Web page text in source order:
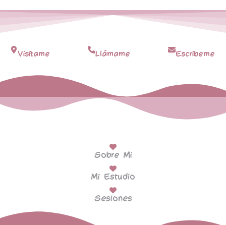
Visítame Llámame Escríbeme
Sobre Mi
Mi Estudio
Sesiones